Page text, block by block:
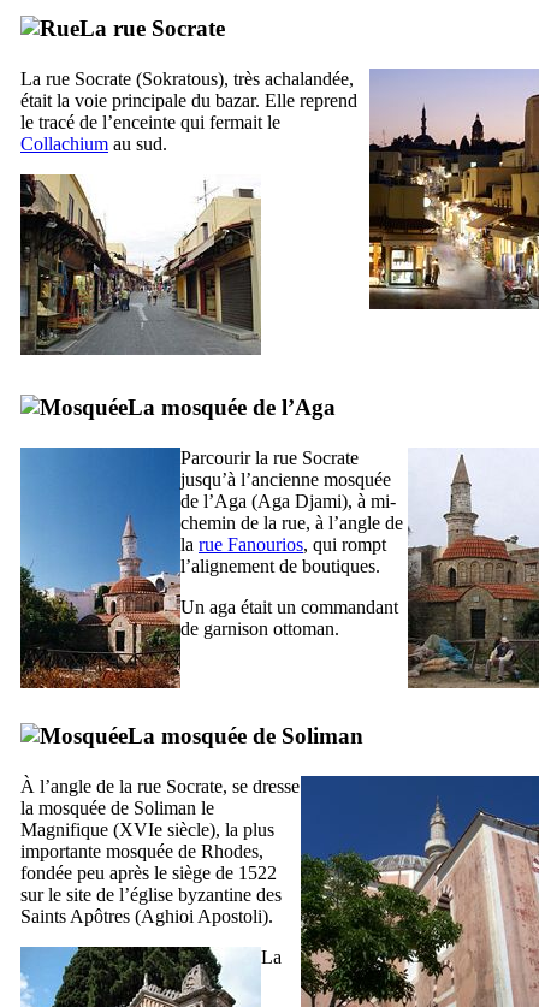
La rue Socrate
La rue Socrate (Sokratous), très achalandée,
était la voie principale du bazar. Elle reprend
le tracé de l’enceinte qui fermait le
Collachium au sud.
La mosquée de l’Aga
Parcourir la rue Socrate
jusqu’à l’ancienne mosquée
de l’Aga (Aga Djami), à mi-
chemin de la rue, à l’angle de
la rue Fanourios, qui rompt
l’alignement de boutiques.
Un aga était un commandant
de garnison ottoman.
La mosquée de Soliman
À l’angle de la rue Socrate, se dresse
la mosquée de Soliman le
Magnifique (XVIe siècle), la plus
importante mosquée de Rhodes,
fondée peu après le siège de 1522
sur le site de l’église byzantine des
Saints Apôtres (Aghioi Apostoli).
La